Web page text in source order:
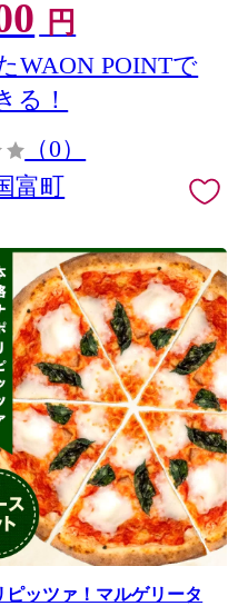
日
円
WAON POINTで
る！
（0）
富町
ピッツァ！マルゲリータ